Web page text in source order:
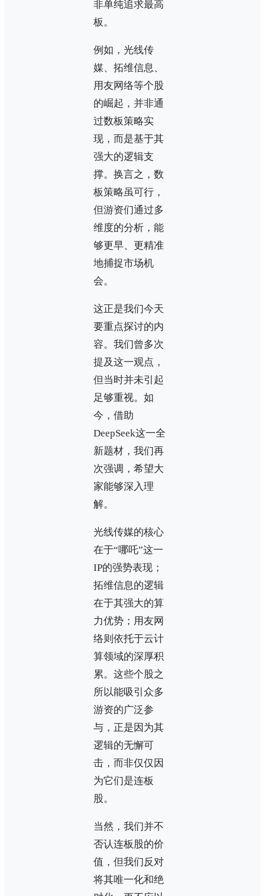
非单纯追求最高
板。
例如，光线传
媒、拓维信息、
用友网络等个股
的崛起，并非通
过数板策略实
现，而是基于其
强大的逻辑支
撑。换言之，数
板策略虽可行，
但游资们通过多
维度的分析，能
够更早、更精准
地捕捉市场机
会。
这正是我们今天
要重点探讨的内
容。我们曾多次
提及这一观点，
但当时并未引起
足够重视。如
今，借助
DeepSeek这一全
新题材，我们再
次强调，希望大
家能够深入理
解。
光线传媒的核心
在于“哪吒”这一
IP的强势表现；
拓维信息的逻辑
在于其强大的算
力优势；用友网
络则依托于云计
算领域的深厚积
累。这些个股之
所以能吸引众多
游资的广泛参
与，正是因为其
逻辑的无懈可
击，而非仅仅因
为它们是连板
股。
当然，我们并不
否认连板股的价
值，但我们反对
将其唯一化和绝